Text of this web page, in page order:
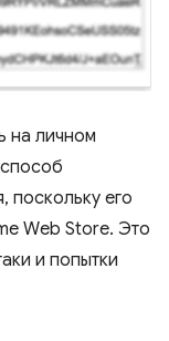
на личном
поскольку его
Web Store. Это
и попытки